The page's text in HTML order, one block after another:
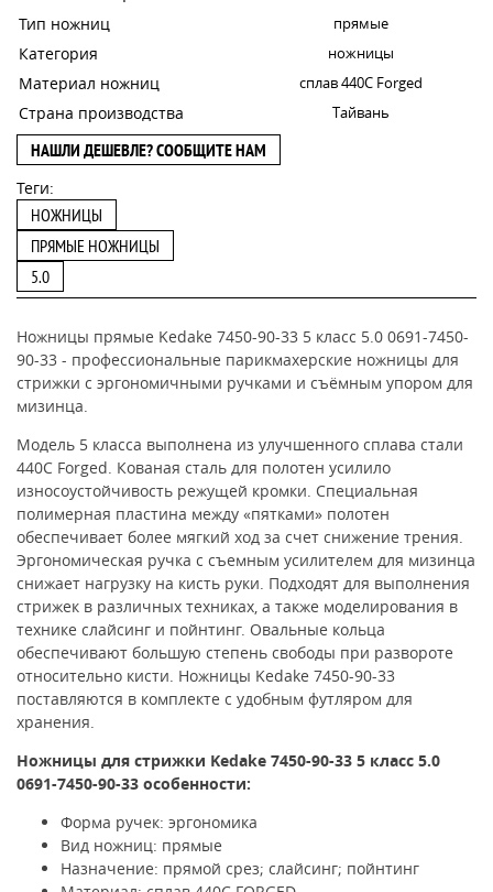
Тип ножниц прямые
Категория ножницы
Материал ножниц сплав 440C Forged
Страна производства Тайвань
НАШЛИ ДЕШЕВЛЕ? СООБЩИТЕ НАМ
Теги:
НОЖНИЦЫ
ПРЯМЫЕ НОЖНИЦЫ
5.0
Ножницы прямые Kedake 7450-90-33 5 класс 5.0 0691-7450-
90-33 - профессиональные парикмахерские ножницы для
стрижки с эргономичными ручками и съёмным упором для
мизинца.
Модель 5 класса выполнена из улучшенного сплава стали
440С Forged. Кованая сталь для полотен усилило
износоустойчивость режущей кромки. Специальная
полимерная пластина между «пятками» полотен
обеспечивает более мягкий ход за счет снижение трения.
Эргономическая ручка с съемным усилителем для мизинца
снижает нагрузку на кисть руки. Подходят для выполнения
стрижек в различных техниках, а также моделирования в
технике слайсинг и пойнтинг. Овальные кольца
обеспечивают большую степень свободы при развороте
относительно кисти. Ножницы Kedake 7450-90-33
поставляются в комплекте с удобным футляром для
хранения.
Ножницы для стрижки Kedake 7450-90-33 5 класс 5.0
0691-7450-90-33 особенности:
Форма ручек: эргономика
Вид ножниц: прямые
Назначение: прямой срез; слайсинг; пойнтинг